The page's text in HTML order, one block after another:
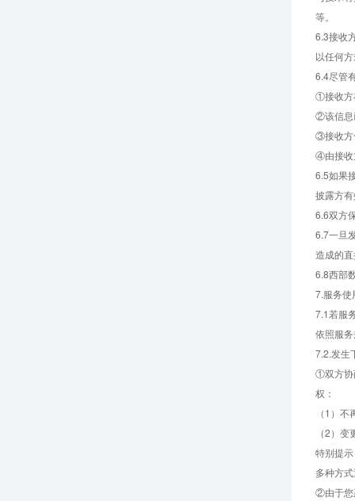
等。
6.3接收
以任何
6.4尽管
①接收方
②该信息
③接收方
④由接收
6.5如果
披露方
6.6双方
6.7一旦
造成的
6.8西部
7.服务使
7.1若服
依照服
7.2.发生
①双方协
权：
（1）
（2）
特别提
多种方
②由于您